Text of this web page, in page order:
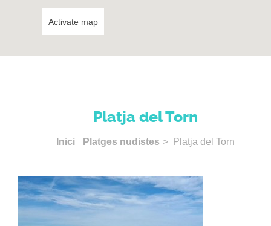
Activate map
Platja del Torn
Inici Platges nudistes > Platja del Torn